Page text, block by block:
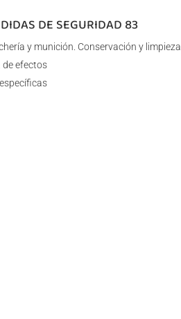
DE SEGURIDAD 83
y munición. Conservación y limpieza
de efectos